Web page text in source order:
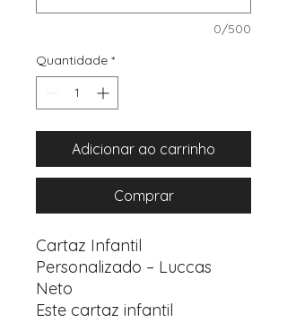
0/500
Quantidade *
Adicionar ao carrinho
Comprar
Cartaz Infantil
Personalizado – Luccas
Neto
Este cartaz infantil